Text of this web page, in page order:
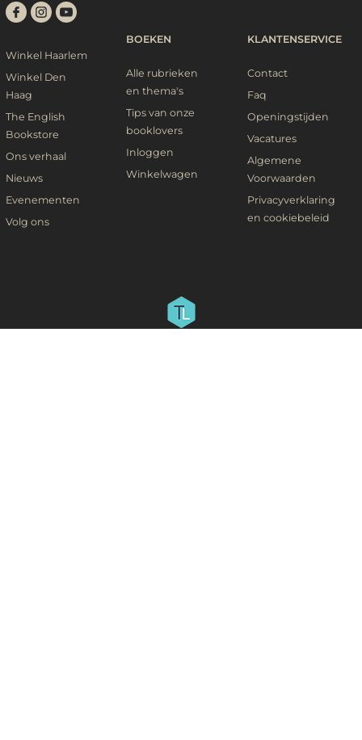
Winkel Haarlem
Winkel Den
Haag
The English
Bookstore
Ons verhaal
Nieuws
Evenementen
Volg ons
BOEKEN
Alle rubrieken
en thema's
Tips van onze
booklovers
Inloggen
Winkelwagen
KLANTENSERVICE
Contact
Faq
Openingstijden
Vacatures
Algemene
Voorwaarden
Privacyverklaring
en cookiebeleid